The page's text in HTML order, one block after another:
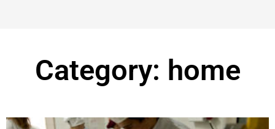
Category: home